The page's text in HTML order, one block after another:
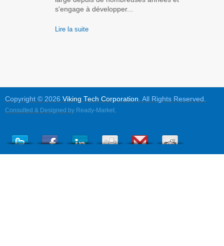
s'engage à développer...
Lire la suite
Copyright © 2026 Viking Tech Corporation. All Rights Reserved.
Consulted & Designed by Ready-Market.